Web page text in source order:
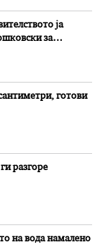
ја
за
готови
разгоре
на вода намалено